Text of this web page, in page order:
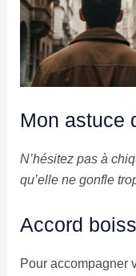
Mon astuce
N’hésitez pas à
qu’elle ne gonfle
Accord
Pour accompagner